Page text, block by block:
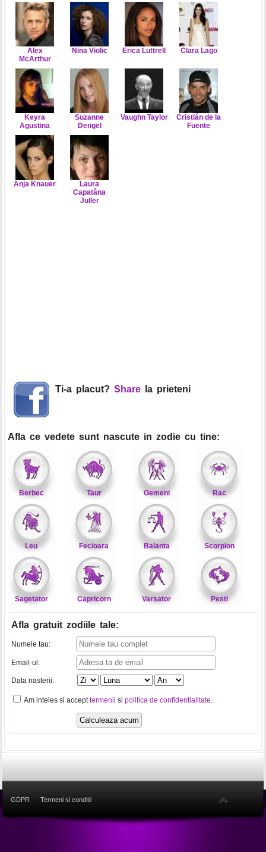
Alex
McArthur
Nina Violic Erica Luttrell Clara Lago
Keyra
Agustina
Suzanne
Dengel
Vaughn Taylor
Cristián de la
Fuente
Anja Knauer
Laura
Capatâna
Juller
Ti-a placut? Share la prieteni
Afla ce vedete sunt nascute in zodie cu tine:
Berbec Taur Gemeni Rac
Leu Fecioara Balanta Scorpion
Sagetator Capricorn Varsator Pesti
Afla gratuit zodiile tale:
Numele tau:
Email-ul:
Data nasterii:
Am inteles si accepttermenii si politica de confidentialitate
GDPR Termeni si conditii